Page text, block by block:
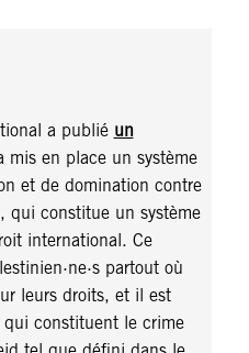
a publié un
mis en place un système
et de domination contre
qui constitue un système
international. Ce
partout où
leurs droits, et il est
qui constituent le crime